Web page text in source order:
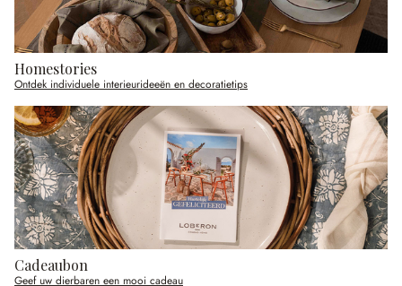
Homestories
Ontdek individuele interieurideeën en decoratietips
Cadeaubon
Geef uw dierbaren een mooi cadeau